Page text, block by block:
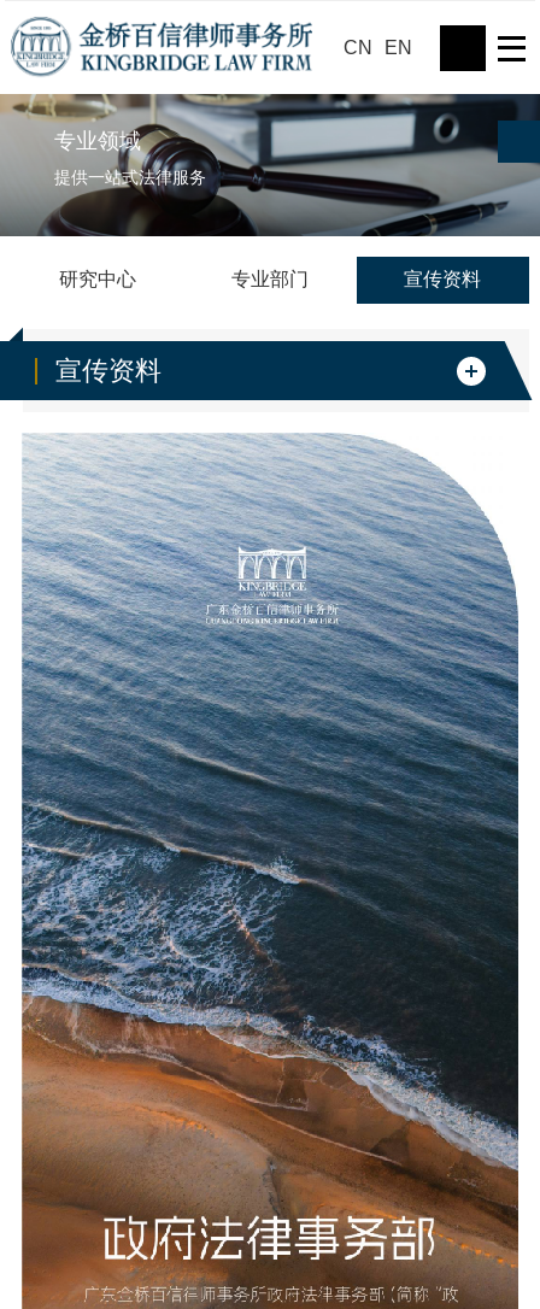
CN EN
专业领域
提供一站式法律服务
研究中心 专业部门 宣传资料
宣传资料